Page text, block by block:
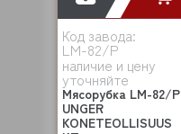
Код завода:
LM-82/P
наличие и цену
уточняйте
Мясорубка LM-82/P
UNGER
KONETEOLLISUUS